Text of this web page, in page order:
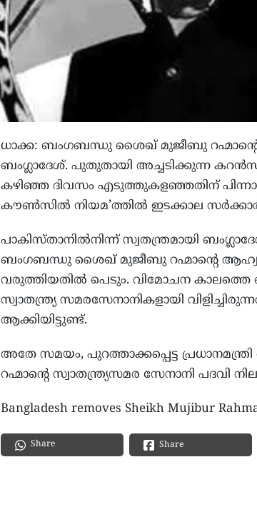
ധാക്ക: ബംഗബന്ധു ശൈഖ് മുജീബു റഹ്മാന്റെ
ബംഗ്ലാദേശ്. പുതുതായി അച്ചടിക്കുന്ന
കഴിഞ്ഞ ദിവസം എടുത്തുകളഞ്ഞതിന്
കൗൺസിൽ നിയമ’ത്തിൽ ഇടക്കാല
പാകിസ്താനിൽനിന്ന് സ്വതന്ത്രമായി
ബംഗബന്ധു ശൈഖ് മുജീബു റഹ്മാന്റെ ആഹ്വാന
വരുത്തിയതിൽ പെടും. വിമോചന കാലത്തെ
സ്വാതന്ത്ര്യ സമരസേനാനികളായി
ആക്കിയിട്ടുണ്ട്.
അതേ സമയം, പുറത്താക്കപ്പെട്ട
റഹ്മാന്റെ സ്വാതന്ത്ര്യസമര സേനാനി പദവി
Bangladesh removes Sheikh Mujibur
Share Share